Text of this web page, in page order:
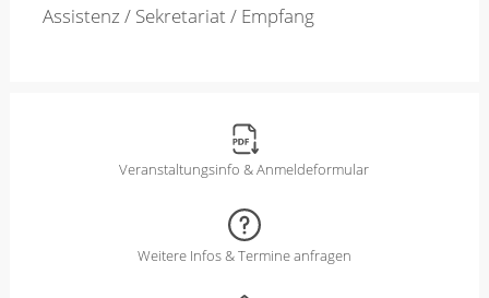
Assistenz / Sekretariat / Empfang
Veranstaltungsinfo & Anmeldeformular
Weitere Infos & Termine anfragen